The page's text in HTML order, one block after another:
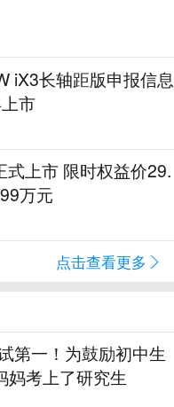
iX3长轴距版申报信息
市
式上市 限时权益价29.
万元
点击查看更多
第一！为鼓励初中生
妈考上了研究生